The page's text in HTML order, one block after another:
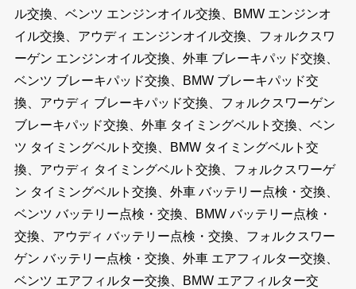
ル交換、ベンツ エンジンオイル交換、BMW エンジンオ
イル交換、アウディ エンジンオイル交換、フォルクスワ
ーゲン エンジンオイル交換、外車 ブレーキパッド交換、
ベンツ ブレーキパッド交換、BMW ブレーキパッド交
換、アウディ ブレーキパッド交換、フォルクスワーゲン
ブレーキパッド交換、外車 タイミングベルト交換、ベン
ツ タイミングベルト交換、BMW タイミングベルト交
換、アウディ タイミングベルト交換、フォルクスワーゲ
ン タイミングベルト交換、外車 バッテリー点検・交換、
ベンツ バッテリー点検・交換、BMW バッテリー点検・
交換、アウディ バッテリー点検・交換、フォルクスワー
ゲン バッテリー点検・交換、外車 エアフィルター交換、
ベンツ エアフィルター交換、BMW エアフィルター交